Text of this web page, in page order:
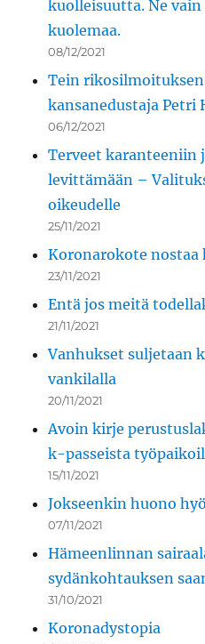
kuolleisuutta. Ne
kuolemaa.
08/12/2021
Tein
kansanedustaja Petri
06/12/2021
Terveet karanteeniin
levittämään –
oikeudelle
25/11/2021
Koronarokote
23/11/2021
Entä jos meitä
21/11/2021
Vanhukset suljetaan
vankilalla
20/11/2021
Avoin kirje
k-passeista
15/11/2021
Jokseenkin huono
07/11/2021
Hämeenlinnan
sydänkohtauksen
31/10/2021
Koronadystopia